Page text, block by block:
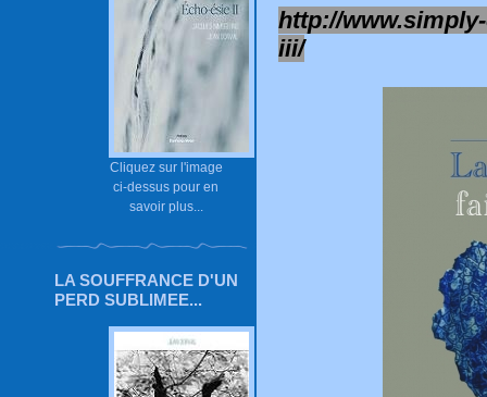
Cliquez sur l'image
ci-dessus pour en
savoir plus...
LA SOUFFRANCE D'UN
PERD SUBLIMEE...
http://
iii/